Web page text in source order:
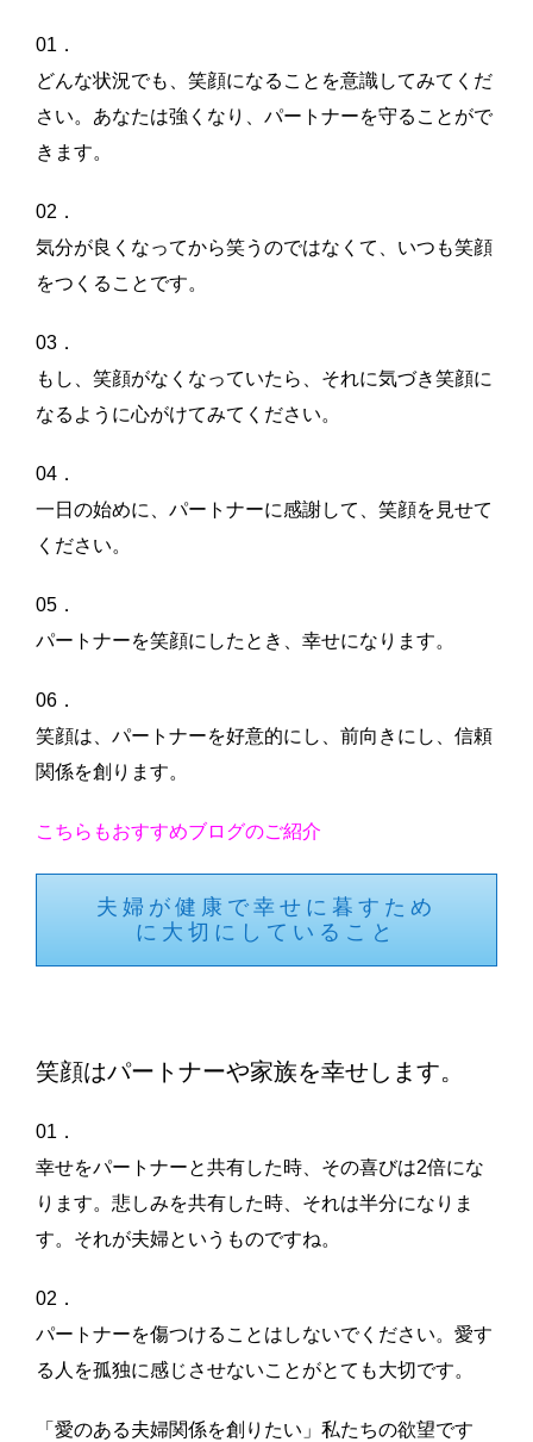
01．
どんな状況でも、笑顔になることを意識してみてくだ
さい。あなたは強くなり、パートナーを守ることがで
きます。
02．
気分が良くなってから笑うのではなくて、いつも笑顔
をつくることです。
03．
もし、笑顔がなくなっていたら、それに気づき笑顔に
なるように心がけてみてください。
04．
一日の始めに、パートナーに感謝して、笑顔を見せて
ください。
05．
パートナーを笑顔にしたとき、幸せになります。
06．
笑顔は、パートナーを好意的にし、前向きにし、信頼
関係を創ります。
こちらもおすすめブログのご紹介
夫婦が健康で幸せに暮すため
に大切にしていること
笑顔はパートナーや家族を幸せします。
01．
幸せをパートナーと共有した時、その喜びは2倍にな
ります。悲しみを共有した時、それは半分になりま
す。それが夫婦というものですね。
02．
パートナーを傷つけることはしないでください。愛す
る人を孤独に感じさせないことがとても大切です。
「愛のある夫婦関係を創りたい」私たちの欲望です